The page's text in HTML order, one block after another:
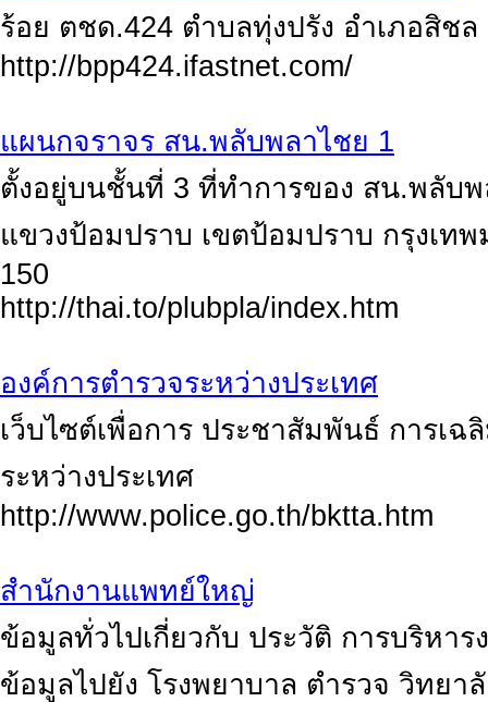
ร้อย ตชด.424 ตำบลทุ่งปรัง อำเภอสิชล
http://bpp424.ifastnet.com/
แผนกจราจร สน.พลับพลาไชย 1
ตั้งอยู่บนชั้นที่ 3 ที่ทำการของ สน.พลับ
แขวงป้อมปราบ เขตป้อมปราบ กรุงเท
150
http://thai.to/plubpla/index.htm
องค์การตำรวจระหว่างประเทศ
เว็บไซต์เพื่อการ ประชาสัมพันธ์ การเ
ระหว่างประเทศ
http://www.police.go.th/bktta.htm
สำนักงานแพทย์ใหญ่
ข้อมูลทั่วไปเกี่ยวกับ ประวัติ การบริหา
ข้อมูลไปยัง โรงพยาบาล ตำรวจ วิทย